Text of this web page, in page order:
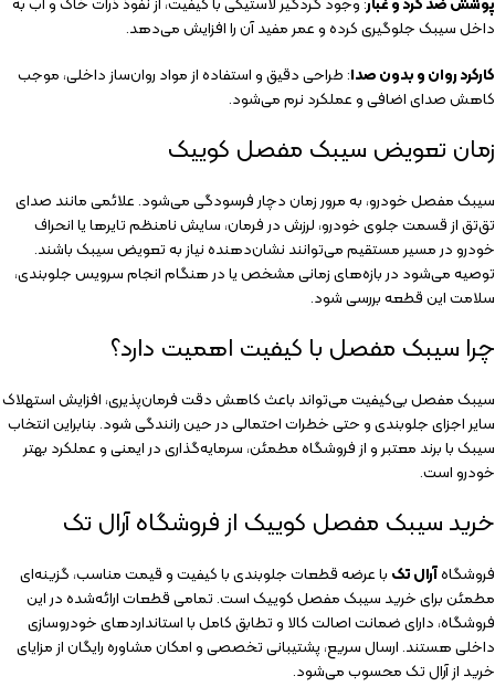
داخل سیبک جلوگیری کرده و عمر مفید آن را افزایش می‌دهد.
کارکرد روان و بدون صدا: طراحی دقیق و استفاده از مواد روان‌ساز داخلی، موجب
کاهش صدای اضافی و عملکرد نرم می‌شود.
زمان تعویض سیبک مفصل کوییک
سیبک مفصل خودرو، به مرور زمان دچار فرسودگی می‌شود. علائمی مانند صدای
تق‌تق از قسمت جلوی خودرو، لرزش در فرمان، سایش نامنظم تایرها یا انحراف
خودرو در مسیر مستقیم می‌توانند نشان‌دهنده نیاز به تعویض سیبک باشند.
توصیه می‌شود در بازه‌های زمانی مشخص یا در هنگام انجام سرویس جلوبندی،
سلامت این قطعه بررسی شود.
چرا سیبک مفصل با کیفیت اهمیت دارد؟
سیبک مفصل بی‌کیفیت می‌تواند باعث کاهش دقت فرمان‌پذیری، افزایش استهلاک
سایر اجزای جلوبندی و حتی خطرات احتمالی در حین رانندگی شود. بنابراین انتخاب
سیبک با برند معتبر و از فروشگاه مطمئن، سرمایه‌گذاری در ایمنی و عملکرد بهتر
خودرو است.
خرید سیبک مفصل کوییک از فروشگاه آرال تک
فروشگاهآرال تک با عرضه قطعات جلوبندی با کیفیت و قیمت مناسب، گزینه‌ای
مطمئن برای خرید سیبک مفصل کوییک است. تمامی قطعات ارائه‌شده در این
فروشگاه، دارای ضمانت اصالت کالا و تطابق کامل با استانداردهای خودروسازی
داخلی هستند. ارسال سریع، پشتیبانی تخصصی و امکان مشاوره رایگان از مزایای
خرید از آرال تک محسوب می‌شود.